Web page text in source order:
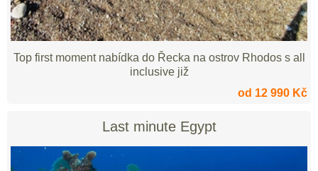
Top first moment nabídka do Řecka na ostrov Rhodos s all
inclusive již
od 12 990 Kč
Last minute Egypt